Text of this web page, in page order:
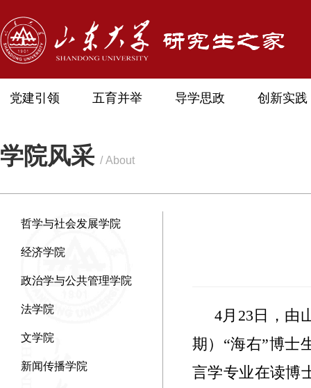
党建引领 五育并举 导学思政 创新实践
学院风采 / About
哲学与社会发展学院
经济学院
政治学与公共管理学院
法学院
文学院
新闻传播学院
4月 23日，由
期）“海右”博士
言学专业在读博